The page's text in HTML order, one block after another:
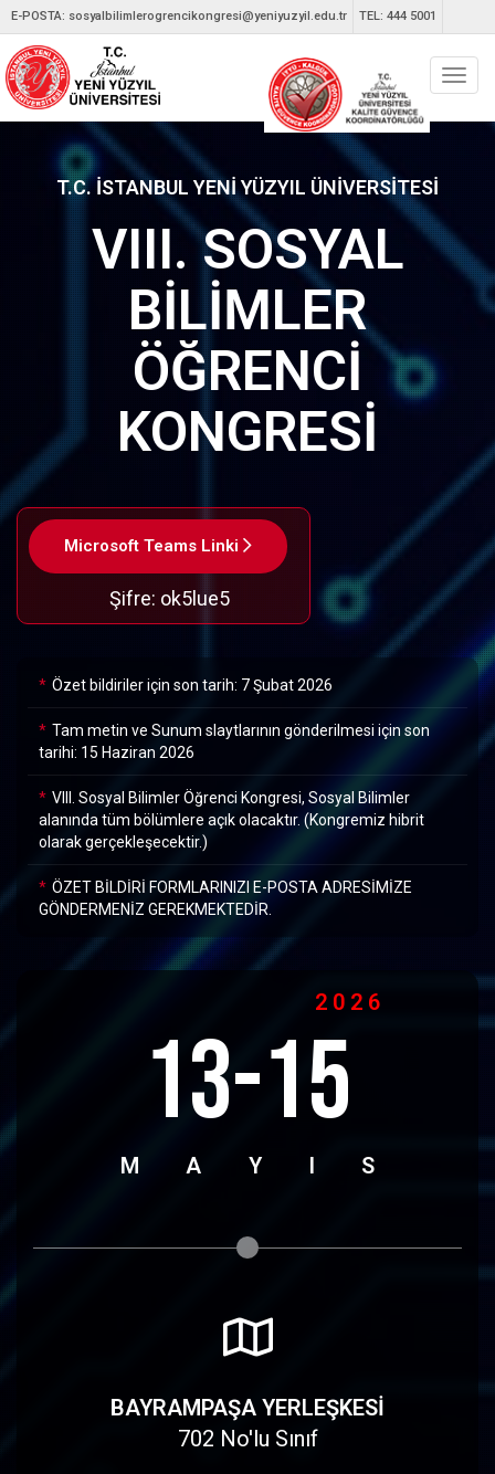
E-POSTA: sosyalbilimlerogrencikongresi@yeniyuzyil.edu.tr TEL: 444 5001
T.C. İSTANBUL YENİ YÜZYIL ÜNİVERSİTESİ
VIII. SOSYAL
BİLİMLER
ÖĞRENCİ
KONGRESİ
Microsoft Teams Linki
Şifre: ok5lue5
Özet bildiriler için son tarih: 7 Şubat 2026
Tam metin ve Sunum slaytlarının gönderilmesi için son
tarihi: 15 Haziran 2026
VIII. Sosyal Bilimler Öğrenci Kongresi, Sosyal Bilimler
alanında tüm bölümlere açık olacaktır. (Kongremiz hibrit
olarak gerçekleşecektir.)
ÖZET BİLDİRİ FORMLARINIZI E-POSTA ADRESİMİZE
GÖNDERMENİZ GEREKMEKTEDİR.
2026
13-15
M A Y I S
BAYRAMPAŞA YERLEŞKESİ
702 No'lu Sınıf